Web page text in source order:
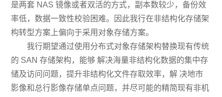
是两套 NAS 镜像或者双活的方式，副本数较少，备份效
率低，数据一致性校验困难。因此我行在非结构化存储架
构转型方案上偏向于采用对象存储方案。
我行期望通过使用 分布式对象存储架构替换现有传统
的 SAN 存储架构，能够 解决海量非结构化数据的集中存
储及访问问题，提升非结构化文件存取效率，解 决地市
影像和总行影像存储单点问题，并尽可能的精简现有非机